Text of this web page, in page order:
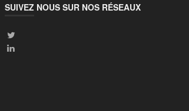
SUIVEZ NOUS SUR NOS RÉSEAUX